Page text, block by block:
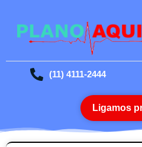
(11) 4111-2444
Ligamos